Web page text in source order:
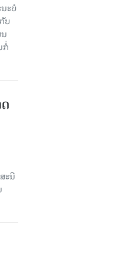
ະ​ບໍ​
ບ​
ກໍ່​
ະນີ